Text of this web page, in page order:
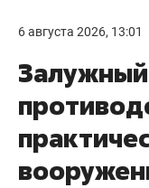
6 августа 2026, 13:01